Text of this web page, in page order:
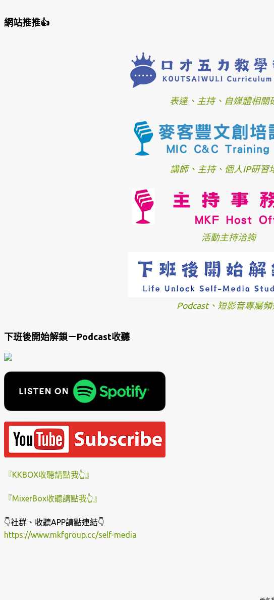
網站推推👍
表達、主持、自媒體相關
講師、主持、個人IP研習
活動主持洽詢
Podcast、短影音專屬頻
下班後開始解鎖－Podcast收聽
『KKBOX收聽請點我👆』
『MixerBox收聽請點我👆』
👇社群、收聽APP請點連結👇
https://www.mkfgroup.cc/self-media